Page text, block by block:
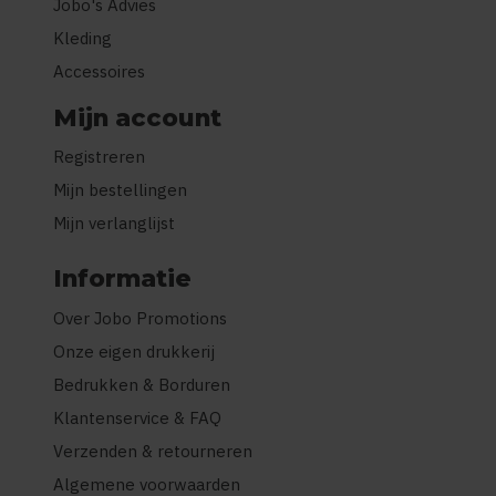
Jobo's Advies
Kleding
Accessoires
Mijn account
Registreren
Mijn bestellingen
Mijn verlanglijst
Informatie
Over Jobo Promotions
Onze eigen drukkerij
Bedrukken & Borduren
Klantenservice & FAQ
Verzenden & retourneren
Algemene voorwaarden